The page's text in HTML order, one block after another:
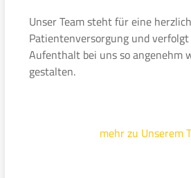
Unser Team steht für eine
Patientenversorgung und
Aufenthalt bei uns so angenehm
gestalten.
mehr zu Unserem